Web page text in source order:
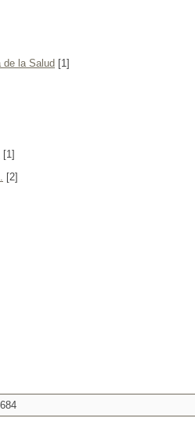
de la Salud [1]
[1]
[2]